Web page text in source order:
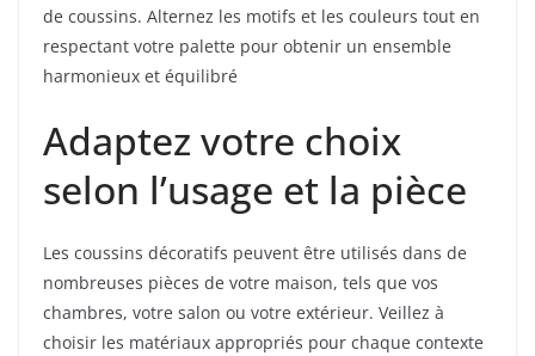
de coussins. Alternez les motifs et les couleurs tout en
respectant votre palette pour obtenir un ensemble
harmonieux et équilibré
Adaptez votre choix
selon l’usage et la pièce
Les coussins décoratifs peuvent être utilisés dans de
nombreuses pièces de votre maison, tels que vos
chambres, votre salon ou votre extérieur. Veillez à
choisir les matériaux appropriés pour chaque contexte